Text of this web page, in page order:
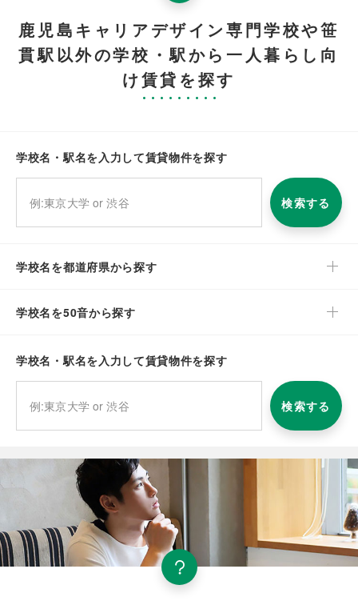
鹿児島キャリアデザイン専門学校や笹
貫駅以外の学校・駅から一人暮らし向
け賃貸を探す
学校名・駅名を入力して賃貸物件を探す
検索する
学校名を都道府県から探す
学校名を50音から探す
学校名・駅名を入力して賃貸物件を探す
検索する